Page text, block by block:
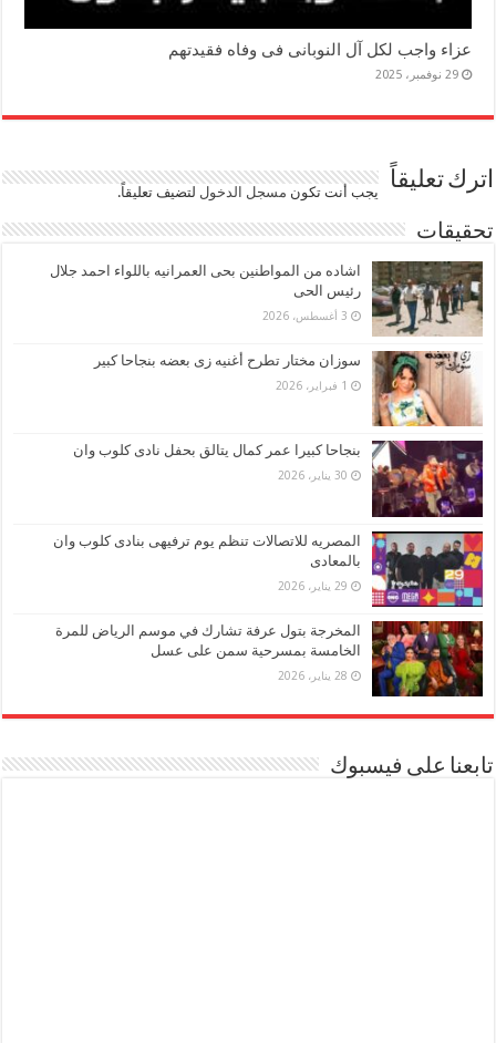
عزاء واجب لكل آل النوبانى فى وفاه فقيدتهم
29 نوفمبر، 2025
اترك تعليقاً يجب أنت تكون مسجل الدخول لتضيف تعليقاً.
تحقيقات
اشاده من المواطنين بحى العمرانيه باللواء احمد جلال
رئيس الحى
3 أغسطس، 2026
سوزان مختار تطرح أغنيه زى بعضه بنجاحا كبير
1 فبراير، 2026
بنجاحا كبيرا عمر كمال يتالق بحفل نادى كلوب وان
30 يناير، 2026
المصريه للاتصالات تنظم يوم ترفيهى بنادى كلوب وان
بالمعادى
29 يناير، 2026
المخرجة بتول عرفة تشارك في موسم الرياض للمرة
الخامسة بمسرحية سمن على عسل
28 يناير، 2026
تابعنا على فيسبوك